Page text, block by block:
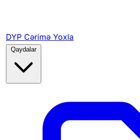
DYP Cərimə Yoxla
Qaydalar